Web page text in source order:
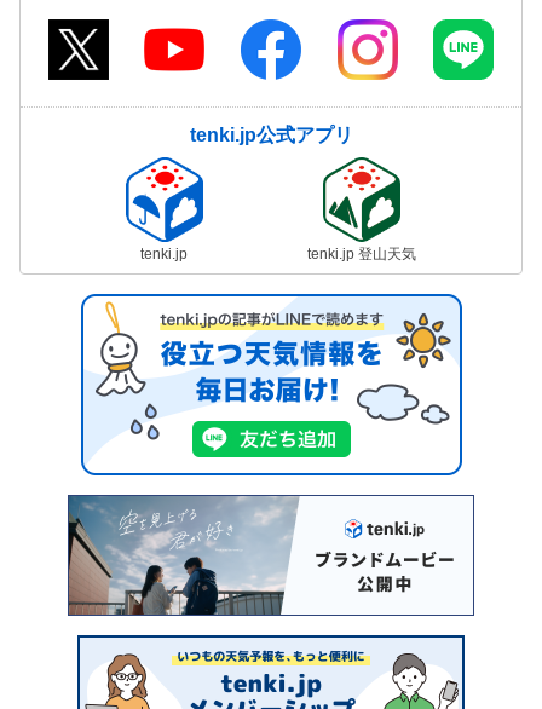
tenki.jp公式アプリ
tenki.jp tenki.jp 登山天気